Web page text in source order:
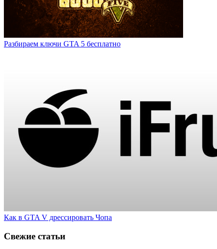
Разбираем ключи GTA 5 бесплатно
Как в GTA V дрессировать Чопа
Свежие статьи